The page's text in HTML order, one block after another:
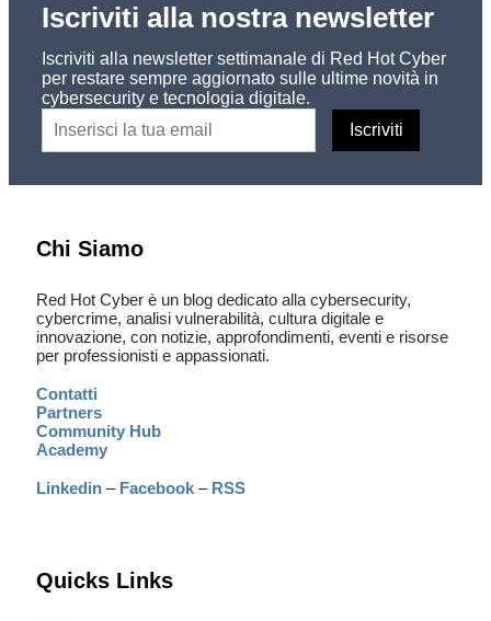
Iscriviti alla nostra newsletter
Iscriviti alla newsletter settimanale di Red Hot Cyber
per restare sempre aggiornato sulle ultime novità in
cybersecurity e tecnologia digitale.
Chi Siamo
Red Hot Cyber è un blog dedicato alla cybersecurity,
cybercrime, analisi vulnerabilità, cultura digitale e
innovazione, con notizie, approfondimenti, eventi e risorse
per professionisti e appassionati.
Contatti
Partners
Community Hub
Academy
Linkedin – Facebook – RSS
Quicks Links